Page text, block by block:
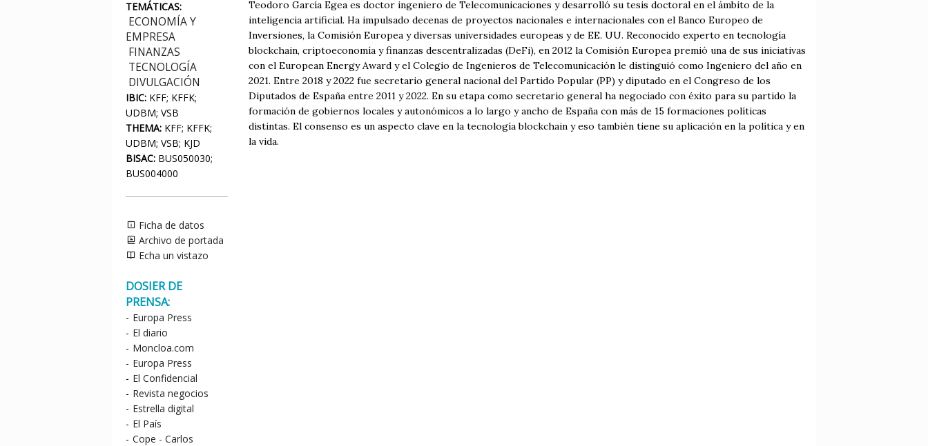
TEMÁTICAS:
ECONOMÍA Y
EMPRESA
FINANZAS
TECNOLOGÍA
DIVULGACIÓN
IBIC: KFF; KFFK;
UDBM; VSB
THEMA: KFF; KFFK;
UDBM; VSB; KJD
BISAC: BUS050030;
BUS004000
Ficha de datos
Archivo de portada
Echa un vistazo
DOSIER DE
PRENSA:
- Europa Press
- El diario
- Moncloa.com
- Europa Press
- El Confidencial
- Revista negocios
- Estrella digital
- El País
- Cope - Carlos
Teodoro García Egea es doctor ingeniero de Telecomunicaciones y desarrolló su tesis doctoral en el ámbito de la
inteligencia artificial. Ha impulsado decenas de proyectos nacionales e internacionales con el Banco Europeo de
Inversiones, la Comisión Europea y diversas universidades europeas y de EE. UU. Reconocido experto en tecnología
blockchain, criptoeconomía y finanzas descentralizadas (DeFi), en 2012 la Comisión Europea premió una de sus iniciativas
con el European Energy Award y el Colegio de Ingenieros de Telecomunicación le distinguió como Ingeniero del año en
2021. Entre 2018 y 2022 fue secretario general nacional del Partido Popular (PP) y diputado en el Congreso de los
Diputados de España entre 2011 y 2022. En su etapa como secretario general ha negociado con éxito para su partido la
formación de gobiernos locales y autonómicos a lo largo y ancho de España con más de 15 formaciones políticas
distintas. El consenso es un aspecto clave en la tecnología blockchain y eso también tiene su aplicación en la política y en
la vida.